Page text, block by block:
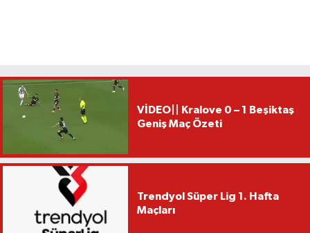
VİDEO|| Kralove 0 – 1 Beşiktaş
Geniş Maç Özeti
Trendyol Süper Lig 1. Hafta
Maçları